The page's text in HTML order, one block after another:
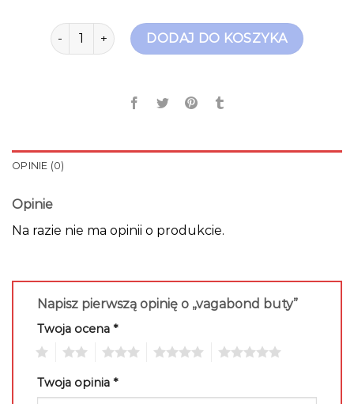
ilość vagabond butyDODAJ DO KOSZYKA
OPINIE (0)
Opinie
Na razie nie ma opinii o produkcie.
Napisz pierwszą opinię o „vagabond buty”
Twoja ocena *
Twoja opinia *